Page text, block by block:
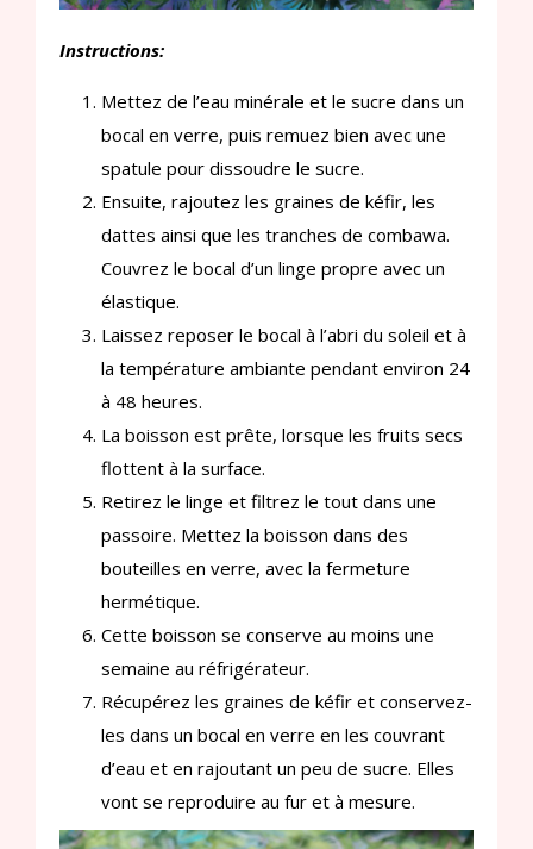
Instructions:
Mettez de l’eau minérale et le sucre dans un
bocal en verre, puis remuez bien avec une
spatule pour dissoudre le sucre.
Ensuite, rajoutez les graines de kéfir, les
dattes ainsi que les tranches de combawa.
Couvrez le bocal d’un linge propre avec un
élastique.
Laissez reposer le bocal à l’abri du soleil et à
la température ambiante pendant environ 24
à 48 heures.
La boisson est prête, lorsque les fruits secs
flottent à la surface.
Retirez le linge et filtrez le tout dans une
passoire. Mettez la boisson dans des
bouteilles en verre, avec la fermeture
hermétique.
Cette boisson se conserve au moins une
semaine au réfrigérateur.
Récupérez les graines de kéfir et conservez-
les dans un bocal en verre en les couvrant
d’eau et en rajoutant un peu de sucre. Elles
vont se reproduire au fur et à mesure.